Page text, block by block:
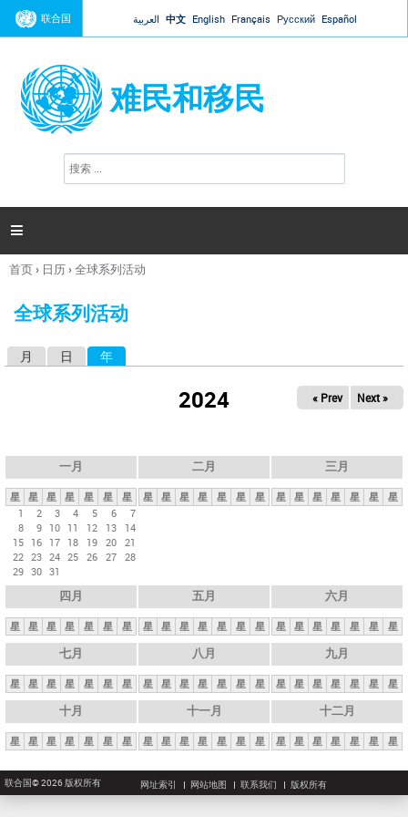
Jump to navigation
联合国 العربية 中文 English Français Русский Español
难民和移民
搜
索

你
这
首页› 日历›全球系列活动
全球系列活动
月 日 年
2024 « Prev Next »
一月
星 星 星 星 星 星
星
1
2 3 4 5 6
7
8
9 10 11 12 13
14
15 16 17 18 19 20 21
22 23 24 25 26 27 28
29 30 31
二月
星 星 星 星 星 星 星
三月
星 星 星 星 星 星 星
四月
星 星 星 星 星 星 星
五月
星 星 星 星 星 星 星
六月
星 星 星 星 星 星 星
七月
星 星 星 星 星 星 星
八月
星 星 星 星 星 星 星
九月
星 星 星 星 星 星 星
十月
星 星 星 星 星 星 星
十一月
星 星 星 星 星 星 星
十二月
星 星 星 星 星 星 星
联合国© 2026 版权所有 网址索引 网站地图 联系我们 版权所有